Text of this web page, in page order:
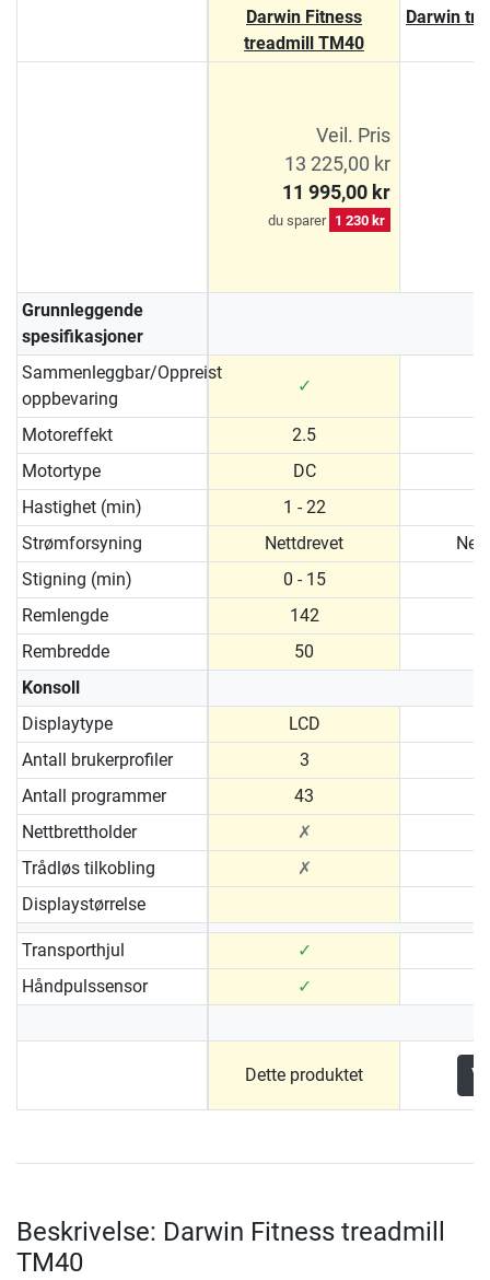
Darwin Fitness
treadmill TM40
Darwin
Veil. Pris
13 225,00 kr
11 995,00 kr
du sparer 1 230 kr
Grunnleggende
spesifikasjoner
Sammenleggbar/Oppreist
oppbevaring
✓
Motoreffekt
2.5
Motortype
DC
Hastighet (min)
1 - 22
Strømforsyning
Nettdrevet
Stigning (min)
0 - 15
Remlengde
142
Rembredde
50
Konsoll
Displaytype
LCD
Antall brukerprofiler
3
Antall programmer
43
Nettbrettholder
✗
Trådløs tilkobling
✗
Displaystørrelse
Transporthjul ✓
Håndpulssensor
✓
Dette produktet
Beskrivelse: Darwin Fitness treadmill
TM40